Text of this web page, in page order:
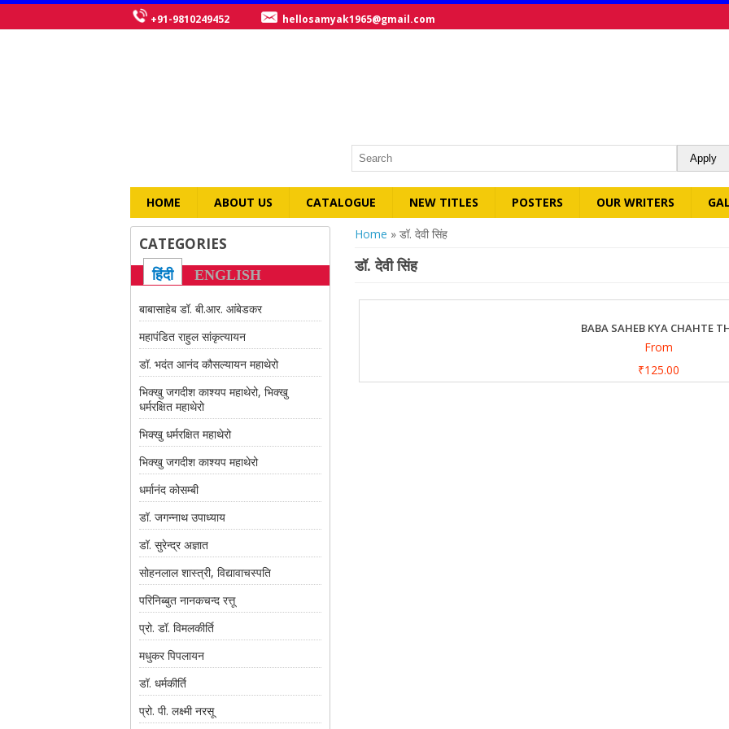
+91-9810249452 hellosamyak1965@gmail.com
HOME ABOUT US CATALOGUE NEW TITLES POSTERS OUR WRITERS
You are here
Home » डॉ. देवी सिंह
डॉ. देवी सिंह
BABA SAHEB KYA CHAHTE
From
₹125.00
CATEGORIES
हिंदी ENGLISH
बाबासाहेब डॉ. बी.आर. आंबेडकर
महापंडित राहुल सांकृत्यायन
डॉ. भदंत आनंद कौसल्यायन महाथेरो
भिक्खु जगदीश काश्यप महाथेरो, भिक्खु
धर्मरक्षित महाथेरो
भिक्खु धर्मरक्षित महाथेरो
भिक्खु जगदीश काश्यप महाथेरो
धर्मानंद कोसम्बी
डॉ. जगन्नाथ उपाध्याय
डॉ. सुरेन्द्र अज्ञात
सोहनलाल शास्त्री, विद्यावाचस्पति
परिनिब्बुत नानकचन्द रत्तू
प्रो. डॉ. विमलकीर्ति
मधुकर पिपलायन
डॉ. धर्मकीर्ति
प्रो. पी. लक्ष्मी नरसू